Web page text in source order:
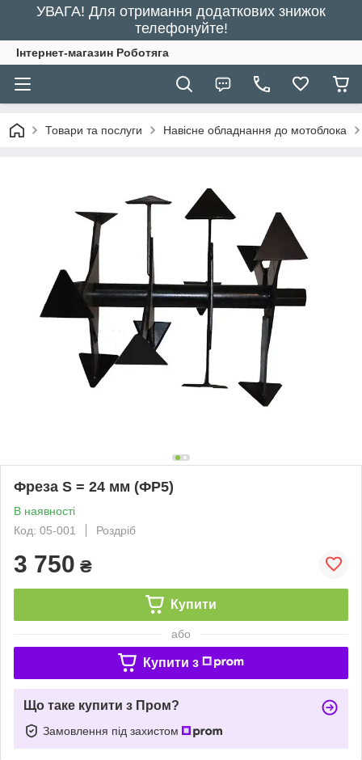
УВАГА! Для отримання додаткових знижок
телефонуйте!
Інтернет-магазин Роботяга
Товари та послуги Навісне обладнання до мотоблока
Фреза S = 24 мм (ФР5)
В наявності
Код: 05-001
Роздріб
3 750 ₴
Купити
або
Купити з
Що таке купити з Пром?
Замовлення під захистом